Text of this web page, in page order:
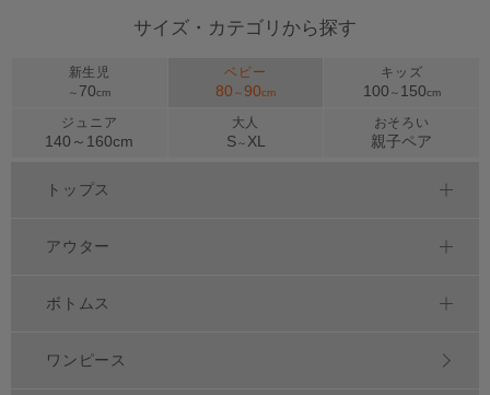
サイズ・カテゴリから探す
新生児
～ 70cm
ベビー
80 ～90cm
キッズ
100 ～ 150cm
ジュニア
140～ 160cm
大人
S～ XL
おそろい
親子ペア
トップス
アウター
ボトムス
ワンピース